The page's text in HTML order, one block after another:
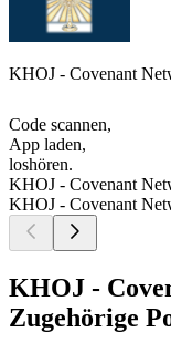
KHOJ - Covenant
Code scannen,
App laden,
loshören.
KHOJ - Covenant
KHOJ - Covenant
KHOJ -
Zugehörige